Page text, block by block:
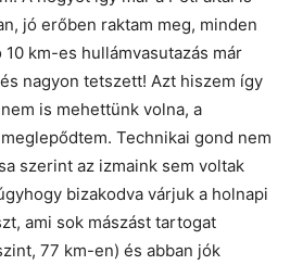
jó erőben raktam meg, minden
km-es hullámvasutazás már
nagyon tetszett! Azt hiszem így
is mehettünk volna, a
Technikai gond nem
szerint az izmaink sem voltak
bizakodva várjuk a holnapi
ami sok mászást tartogat
77 km-en) és abban jók